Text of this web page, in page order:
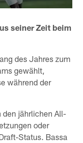
seiner Zeit beim
des Jahres zum
gewählt,
während der
den jährlichen All-
oder
Status. Bassa